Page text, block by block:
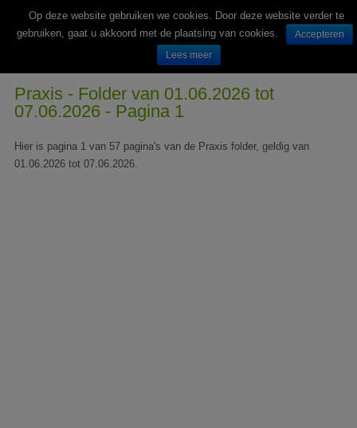
Wekelijks nieuwe folders van Nederlandse supermarkten en winkels
Praxis - Folder van 01.06.2026 tot
07.06.2026 - Pagina 1
Hier is pagina 1 van 57 pagina's van de Praxis folder, geldig van
01.06.2026 tot 07.06.2026.
Op deze website gebruiken we cookies. Door deze website verder te
gebruiken, gaat u akkoord met de plaatsing van cookies.
Accepteren
Lees meer